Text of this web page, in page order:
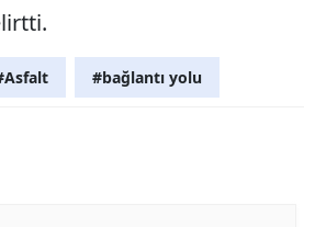
#bağlantı yolu